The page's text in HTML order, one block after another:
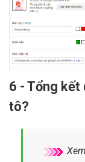
6 - Tổng kết
tô?